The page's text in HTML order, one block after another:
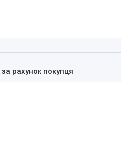
за рахунок покупця